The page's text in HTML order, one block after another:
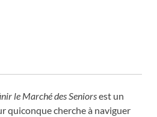
le Marché des Seniorsest un
quiconque cherche à naviguer